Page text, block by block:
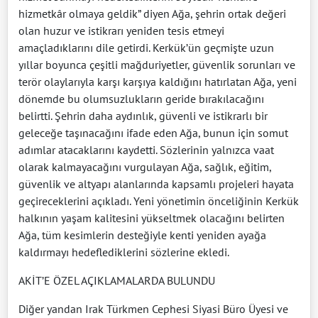
hizmetkâr olmaya geldik” diyen Ağa, şehrin ortak değeri
olan huzur ve istikrarı yeniden tesis etmeyi
amaçladıklarını dile getirdi. Kerkük’ün geçmişte uzun
yıllar boyunca çeşitli mağduriyetler, güvenlik sorunları ve
terör olaylarıyla karşı karşıya kaldığını hatırlatan Ağa, yeni
dönemde bu olumsuzlukların geride bırakılacağını
belirtti. Şehrin daha aydınlık, güvenli ve istikrarlı bir
geleceğe taşınacağını ifade eden Ağa, bunun için somut
adımlar atacaklarını kaydetti. Sözlerinin yalnızca vaat
olarak kalmayacağını vurgulayan Ağa, sağlık, eğitim,
güvenlik ve altyapı alanlarında kapsamlı projeleri hayata
geçireceklerini açıkladı. Yeni yönetimin önceliğinin Kerkük
halkının yaşam kalitesini yükseltmek olacağını belirten
Ağa, tüm kesimlerin desteğiyle kenti yeniden ayağa
kaldırmayı hedeflediklerini sözlerine ekledi.
AKİT’E ÖZEL AÇIKLAMALARDA BULUNDU
Diğer yandan Irak Türkmen Cephesi Siyasi Büro Üyesi ve